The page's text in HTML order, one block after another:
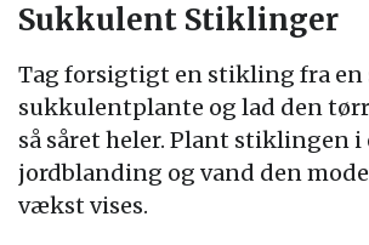
Sukkulent Stiklinger
Tag forsigtigt en stikling fra en
sukkulentplante og lad den
så såret heler. Plant stiklingen i
jordblanding og vand den
vækst vises.